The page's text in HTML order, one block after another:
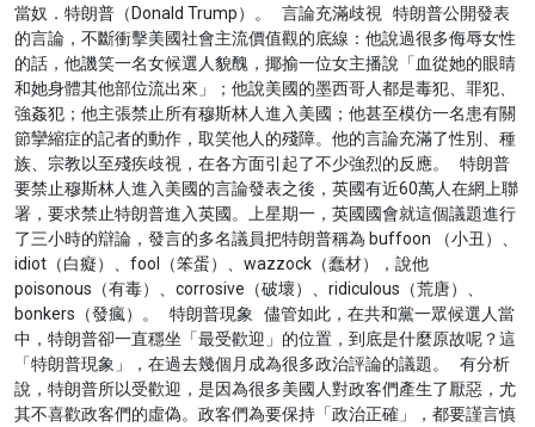
當奴．特朗普（Donald Trump）。 言論充滿歧視 特朗普公開發表
的言論，不斷衝擊美國社會主流價值觀的底線：他說過很多侮辱女性
的話，他譏笑一名女候選人貌醜，揶揄一位女主播說「血從她的眼睛
和她身體其他部位流出來」；他說美國的墨西哥人都是毒犯、罪犯、
強姦犯；他主張禁止所有穆斯林人進入美國；他甚至模仿一名患有關
節攣縮症的記者的動作，取笑他人的殘障。他的言論充滿了性別、種
族、宗教以至殘疾歧視，在各方面引起了不少強烈的反應。 特朗普
要禁止穆斯林人進入美國的言論發表之後，英國有近60萬人在網上聯
署，要求禁止特朗普進入英國。上星期一，英國國會就這個議題進行
了三小時的辯論，發言的多名議員把特朗普稱為 buffoon （小丑）、
idiot（白癡）、fool（笨蛋）、wazzock（蠢材），說他
poisonous（有毒）、corrosive（破壞）、ridiculous（荒唐）、
bonkers（發瘋）。 特朗普現象 儘管如此，在共和黨一眾候選人當
中，特朗普卻一直穩坐「最受歡迎」的位置，到底是什麼原故呢？這
「特朗普現象」，在過去幾個月成為很多政治評論的議題。 有分析
說，特朗普所以受歡迎，是因為很多美國人對政客們產生了厭惡，尤
其不喜歡政客們的虛偽。政客們為要保持「政治正確」，都要謹言慎